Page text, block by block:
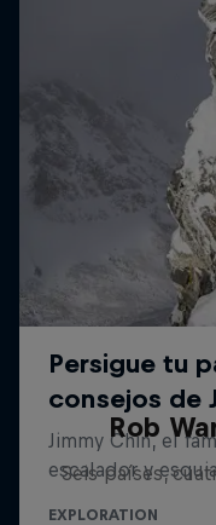
Rob
Seis países,